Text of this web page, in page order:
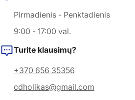
Pirmadienis - Penktadienis
9:00 - 17:00 val.
Turite klausimų?
+370 656 35356
cdholikas@gmail.com